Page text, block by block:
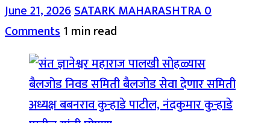
June 21, 2026SATARK MAHARASHTRA0
Comments1 min read